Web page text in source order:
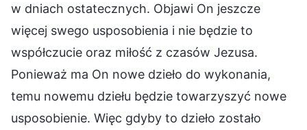
w dniach ostatecznych. Objawi On jeszcze
więcej swego usposobienia i nie będzie to
współczucie oraz miłość z czasów Jezusa.
Ponieważ ma On nowe dzieło do wykonania,
temu nowemu dziełu będzie towarzyszyć nowe
usposobienie. Więc gdyby to dzieło zostało